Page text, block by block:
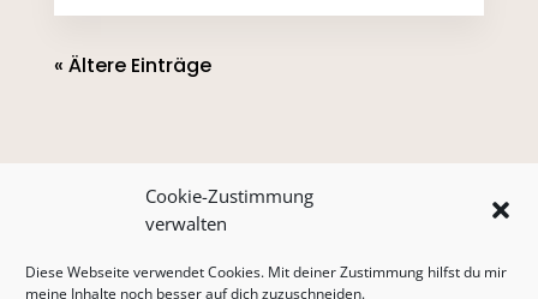
Cookie-Zustimmung
verwalten
Diese Webseite verwendet Cookies. Mit deiner Zustimmung hilfst du mir
meine Inhalte noch besser auf dich zuzuschneiden.
« Ältere Einträge
Widerrufsbelehrung
Warenkorb